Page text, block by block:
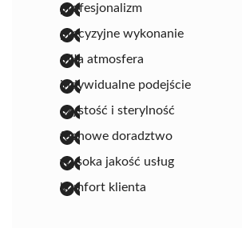
profesjonalizm
precyzyjne wykonanie
miła atmosfera
indywidualne podejście
czystość i sterylność
fachowe doradztwo
wysoka jakość usług
komfort klienta